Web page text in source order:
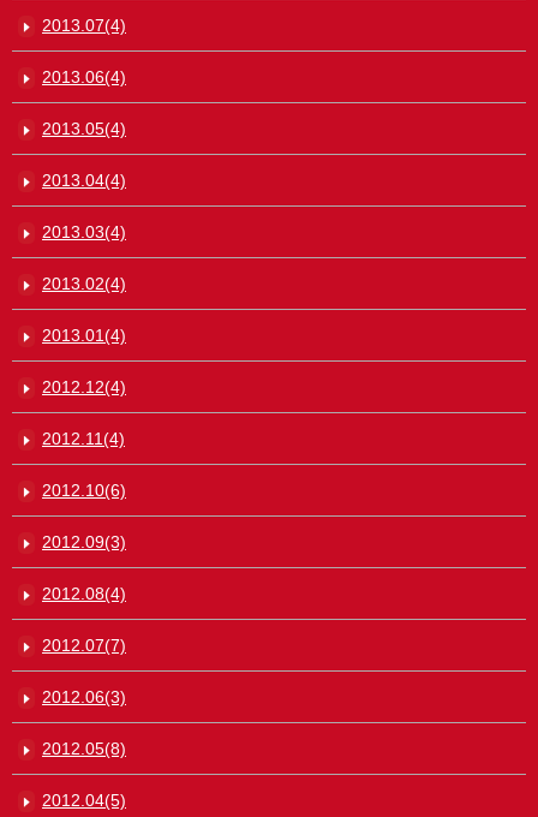
2013.07(4)
2013.06(4)
2013.05(4)
2013.04(4)
2013.03(4)
2013.02(4)
2013.01(4)
2012.12(4)
2012.11(4)
2012.10(6)
2012.09(3)
2012.08(4)
2012.07(7)
2012.06(3)
2012.05(8)
2012.04(5)